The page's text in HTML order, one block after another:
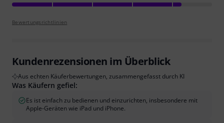
Bewertungsrichtlinien
Kundenrezensionen im Überblick
Aus echten Käuferbewertungen, zusammengefasst durch KI
Was Käufern gefiel:
Es ist einfach zu bedienen und einzurichten, insbesondere mit
Apple-Geräten wie iPad und iPhone.